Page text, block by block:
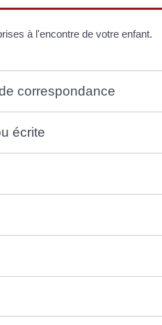
à l'encontre de votre enfant.
correspondance
écrite